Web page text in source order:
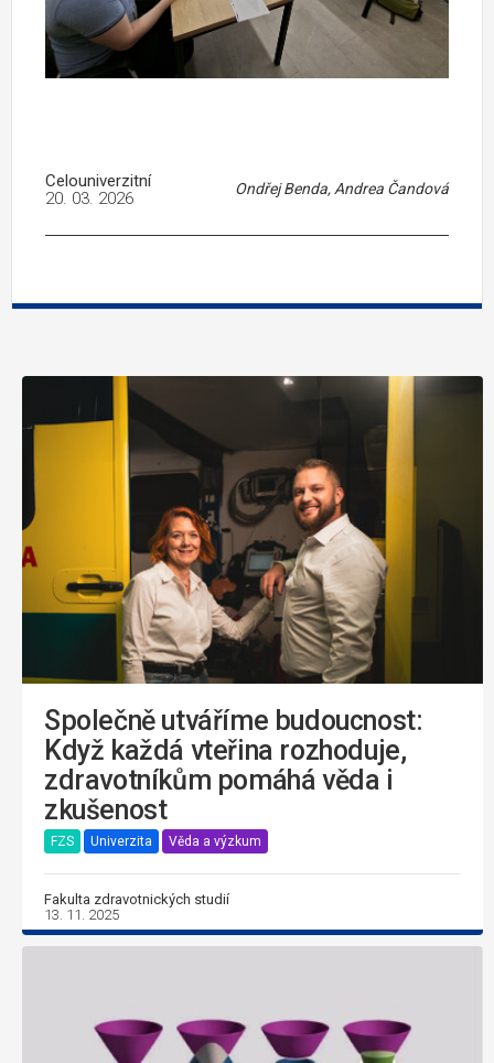
Celouniverzitní Ondřej Benda, Andrea Čandová
20. 03. 2026
Společně utváříme budoucnost:
Když každá vteřina rozhoduje,
zdravotníkům pomáhá věda i
zkušenost
FZS Univerzita Věda a výzkum
Fakulta zdravotnických studií
13. 11. 2025